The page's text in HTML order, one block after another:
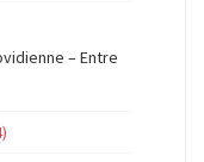
– Entre